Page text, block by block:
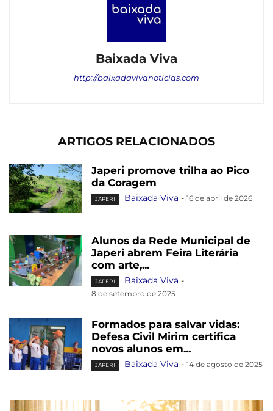
Baixada Viva
http://baixadavivanoticias.com
ARTIGOS RELACIONADOS
Japeri promove trilha ao Pico
da Coragem
JAPERI Baixada Viva - 16 de abril de 2026
Alunos da Rede Municipal de
Japeri abrem Feira Literária
com arte,...
JAPERI Baixada Viva -
8 de setembro de 2025
Formados para salvar vidas:
Defesa Civil Mirim certifica
novos alunos em...
JAPERI Baixada Viva - 14 de agosto de 2025